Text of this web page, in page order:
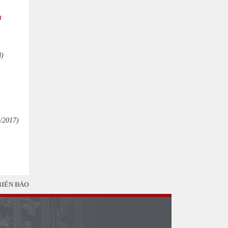
2017)
ĐẢO